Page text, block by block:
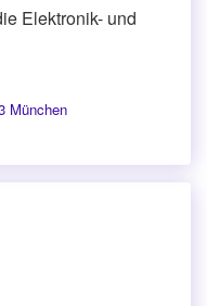
Elektronik- und
München